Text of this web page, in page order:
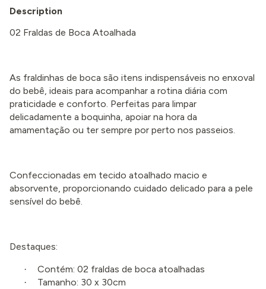
Description
02 Fraldas de Boca Atoalhada
As fraldinhas de boca são itens indispensáveis no enxoval
do bebê, ideais para acompanhar a rotina diária com
praticidade e conforto. Perfeitas para limpar
delicadamente a boquinha, apoiar na hora da
amamentação ou ter sempre por perto nos passeios.
Confeccionadas em tecido atoalhado macio e
absorvente, proporcionando cuidado delicado para a pele
sensível do bebê.
Destaques:
· Contém: 02 fraldas de boca atoalhadas
· Tamanho: 30 x 30cm